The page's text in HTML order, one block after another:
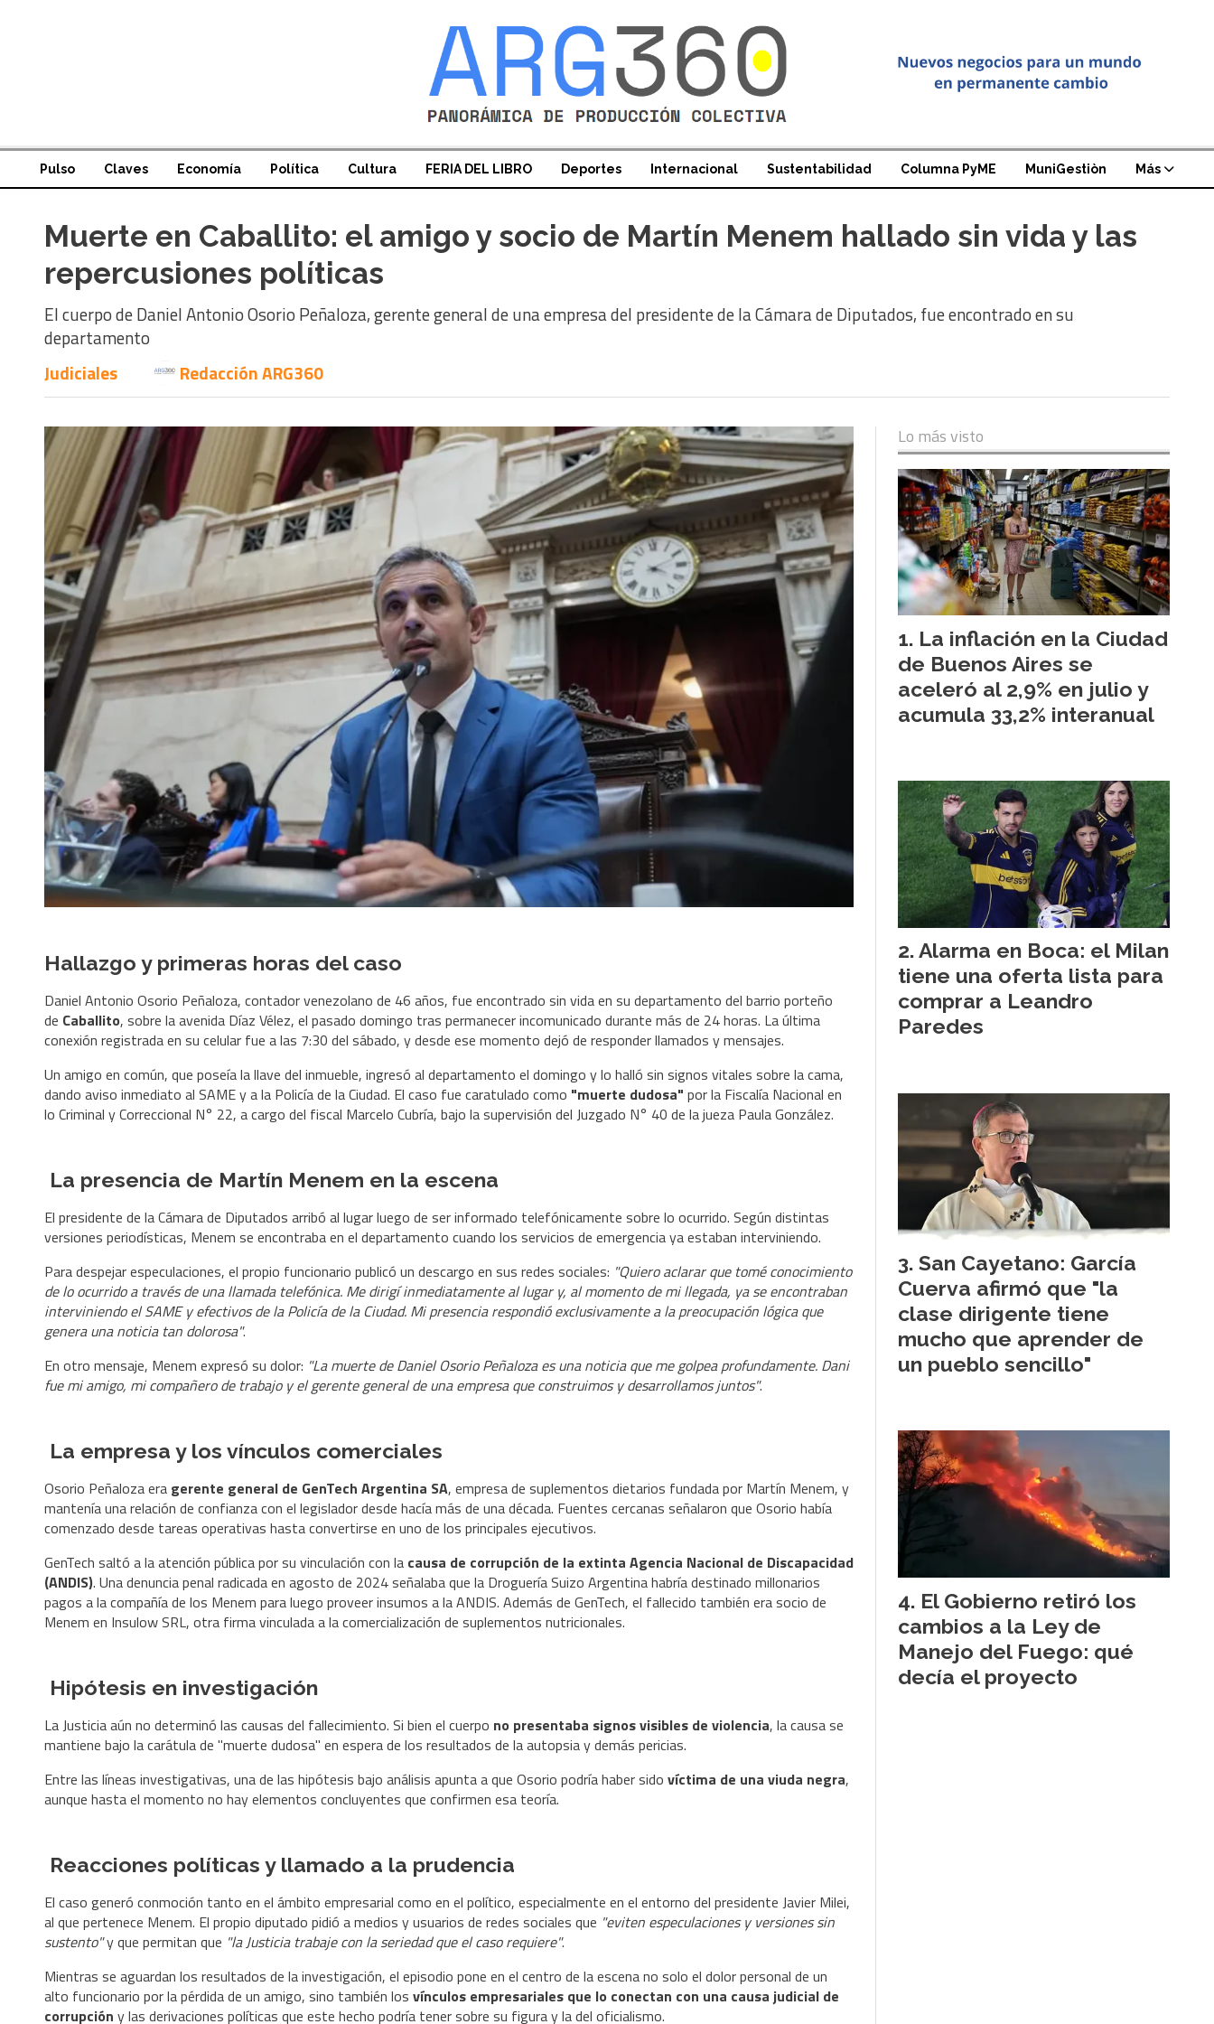
Pulso Claves Economía Política Cultura FERIA DEL LIBRO Deportes Internacional Sustentabilidad Columna PyME MuniGestiòn Más
Muerte en Caballito: el amigo y socio de Martín Menem hallado sin vida y las
repercusiones políticas
El cuerpo de Daniel Antonio Osorio Peñaloza, gerente general de una empresa del presidente de la Cámara de Diputados, fue encontrado en su
departamento
Judiciales
Redacción ARG360
Hallazgo y primeras horas del caso
Daniel Antonio Osorio Peñaloza, contador venezolano de 46 años, fue encontrado sin vida en su departamento del barrio porteño
de Caballito, sobre la avenida Díaz Vélez, el pasado domingo tras permanecer incomunicado durante más de 24 horas. La última
conexión registrada en su celular fue a las 7:30 del sábado, y desde ese momento dejó de responder llamados y mensajes.
Un amigo en común, que poseía la llave del inmueble, ingresó al departamento el domingo y lo halló sin signos vitales sobre la cama,
dando aviso inmediato al SAME y a la Policía de la Ciudad. El caso fue caratulado como "muerte dudosa" por la Fiscalía Nacional en
lo Criminal y Correccional N° 22, a cargo del fiscal Marcelo Cubría, bajo la supervisión del Juzgado N° 40 de la jueza Paula González.
La presencia de Martín Menem en la escena
El presidente de la Cámara de Diputados arribó al lugar luego de ser informado telefónicamente sobre lo ocurrido. Según distintas
versiones periodísticas, Menem se encontraba en el departamento cuando los servicios de emergencia ya estaban interviniendo.
Para despejar especulaciones, el propio funcionario publicó un descargo en sus redes sociales: "Quiero aclarar que tomé conocimiento
de lo ocurrido a través de una llamada telefónica. Me dirigí inmediatamente al lugar y, al momento de mi llegada, ya se encontraban
interviniendo el SAME y efectivos de la Policía de la Ciudad. Mi presencia respondió exclusivamente a la preocupación lógica que
genera una noticia tan dolorosa".
En otro mensaje, Menem expresó su dolor: "La muerte de Daniel Osorio Peñaloza es una noticia que me golpea profundamente. Dani
fue mi amigo, mi compañero de trabajo y el gerente general de una empresa que construimos y desarrollamos juntos".
La empresa y los vínculos comerciales
Osorio Peñaloza era gerente general de GenTech Argentina SA, empresa de suplementos dietarios fundada por Martín Menem, y
mantenía una relación de confianza con el legislador desde hacía más de una década. Fuentes cercanas señalaron que Osorio había
comenzado desde tareas operativas hasta convertirse en uno de los principales ejecutivos.
GenTech saltó a la atención pública por su vinculación con la causa de corrupción de la extinta Agencia Nacional de Discapacidad
(ANDIS). Una denuncia penal radicada en agosto de 2024 señalaba que la Droguería Suizo Argentina habría destinado millonarios
pagos a la compañía de los Menem para luego proveer insumos a la ANDIS. Además de GenTech, el fallecido también era socio de
Menem en Insulow SRL, otra firma vinculada a la comercialización de suplementos nutricionales.
Hipótesis en investigación
La Justicia aún no determinó las causas del fallecimiento. Si bien el cuerpo no presentaba signos visibles de violencia, la causa se
mantiene bajo la carátula de "muerte dudosa" en espera de los resultados de la autopsia y demás pericias.
Entre las líneas investigativas, una de las hipótesis bajo análisis apunta a que Osorio podría haber sido víctima de una viuda negra,
aunque hasta el momento no hay elementos concluyentes que confirmen esa teoría.
Reacciones políticas y llamado a la prudencia
El caso generó conmoción tanto en el ámbito empresarial como en el político, especialmente en el entorno del presidente Javier Milei,
al que pertenece Menem. El propio diputado pidió a medios y usuarios de redes sociales que "eviten especulaciones y versiones sin
sustento"y que permitan que "la Justicia trabaje con la seriedad que el caso requiere".
Mientras se aguardan los resultados de la investigación, el episodio pone en el centro de la escena no solo el dolor personal de un
alto funcionario por la pérdida de un amigo, sino también los vínculos empresariales que lo conectan con una causa judicial de
corrupción y las derivaciones políticas que este hecho podría tener sobre su figura y la del oficialismo.
Lo más visto
La inflación en la Ciudad
de Buenos Aires se
aceleró al 2,9% en julio y
acumula 33,2% interanual
Alarma en Boca: el Milan
tiene una oferta lista para
comprar a Leandro
Paredes
San Cayetano: García
Cuerva afirmó que "la
clase dirigente tiene
mucho que aprender de
un pueblo sencillo"
El Gobierno retiró los
cambios a la Ley de
Manejo del Fuego: qué
decía el proyecto